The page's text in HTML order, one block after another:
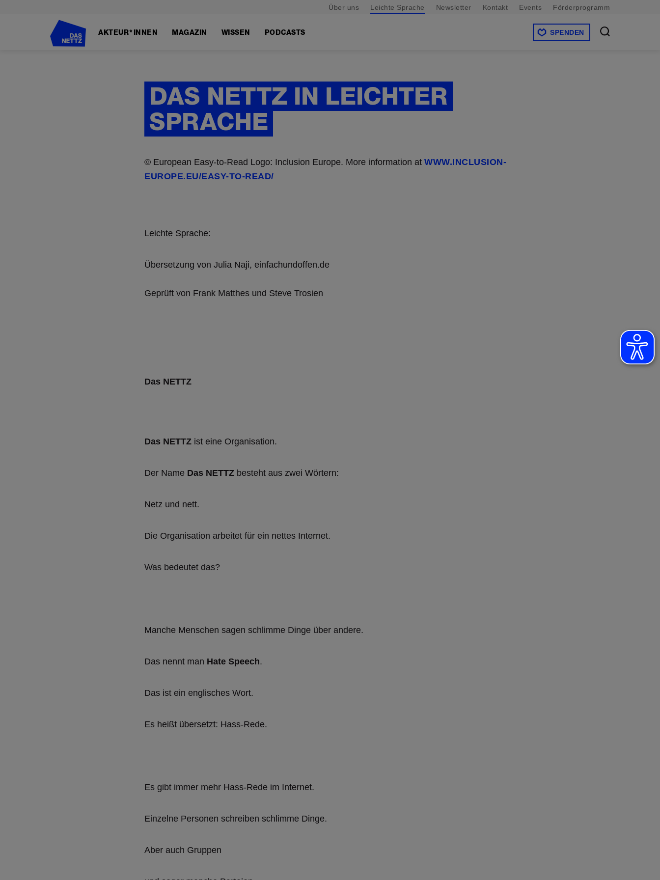
Über uns Leichte Sprache Newsletter Kontakt Events Förderprogramm
AKTEUR*INNEN MAGAZIN WISSEN PODCASTS SPENDEN
DAS NETTZ IN LEICHTER
SPRACHE
© European Easy-to-Read Logo: Inclusion Europe. More information at WWW.INCLUSION-
EUROPE.EU/EASY-TO-READ/
Leichte Sprache:
Übersetzung von Julia Naji, einfachundoffen.de
Geprüft von Frank Matthes und Steve Trosien
Das NETTZ
Das NETTZ ist eine Organisation.
Der Name Das NETTZ besteht aus zwei Wörtern:
Netz und nett.
Die Organisation arbeitet für ein nettes Internet.
Was bedeutet das?
Manche Menschen sagen schlimme Dinge über andere.
Das nennt man Hate Speech.
Das ist ein englisches Wort.
Es heißt übersetzt: Hass-Rede.
Es gibt immer mehr Hass-Rede im Internet.
Einzelne Personen schreiben schlimme Dinge.
Aber auch Gruppen